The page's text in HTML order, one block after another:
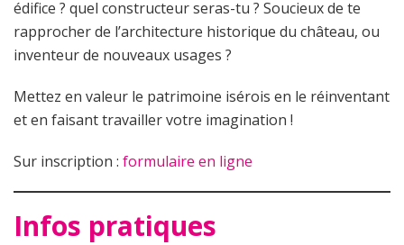
édifice ? quel constructeur seras-tu ? Soucieux de te
rapprocher de l’architecture historique du château, ou
inventeur de nouveaux usages ?
Mettez en valeur le patrimoine isérois en le réinventant
et en faisant travailler votre imagination !
Sur inscription : formulaire en ligne
Infos pratiques